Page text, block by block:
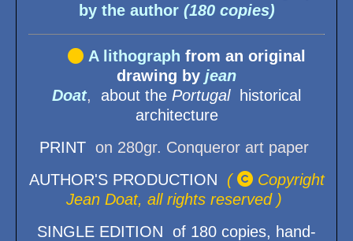
by the author (180 copies)
 A l ithograph from an original
drawing by jean
Doat, about the Portugal
historical
architecture
PRINT on 280gr. Conqueror art paper
AUTHOR'S PRODUCTION
( Copyright
Jean Doat, all rights reserved )
SINGLE EDITION of 180 copies, hand-